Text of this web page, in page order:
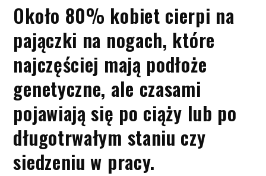
Około 80% kobiet cierpi na
pajączki na nogach, które
najczęściej mają podłoże
genetyczne, ale czasami
pojawiają się po ciąży lub po
długotrwałym staniu czy
siedzeniu w pracy.